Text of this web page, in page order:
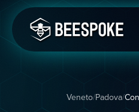
Veneto/Padova/